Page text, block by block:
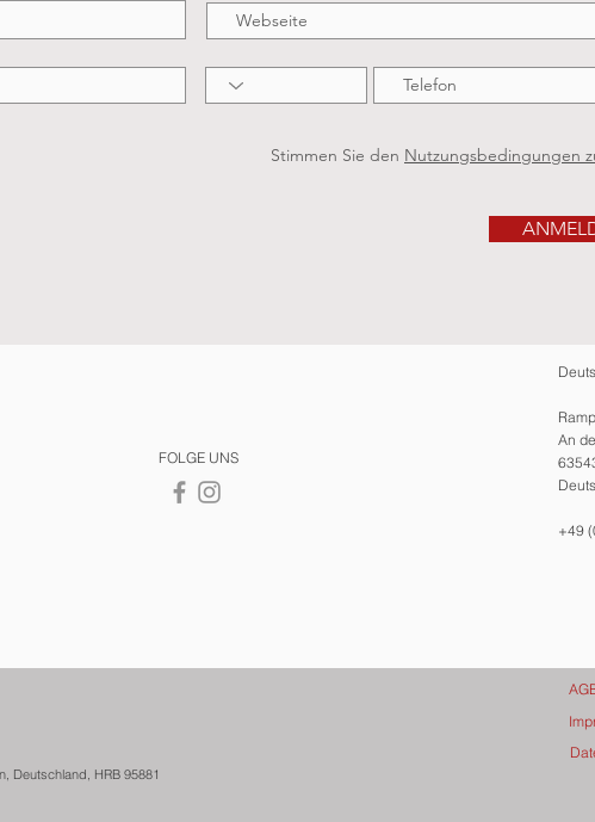
Stimmen Sie den Nutzungsbedingungen
FOLGE UNS
An
+49
Deutschland, HRB 95881